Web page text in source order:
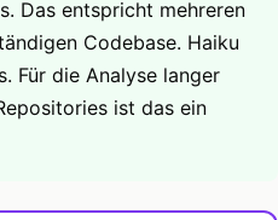
Das entspricht mehreren
Codebase. Haiku
Für die Analyse langer
ist das ein